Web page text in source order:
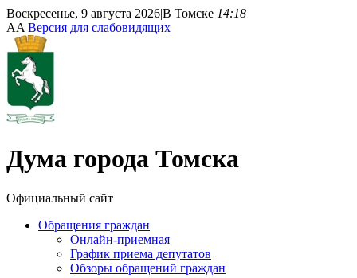
Воскресенье, 9 августа 2026|В Томске 14:18
AA Версия для слабовидящих
Дума города Томска
Официальный сайт
Обращения граждан
Онлайн-приемная
График приема депутатов
Обзоры обращений граждан